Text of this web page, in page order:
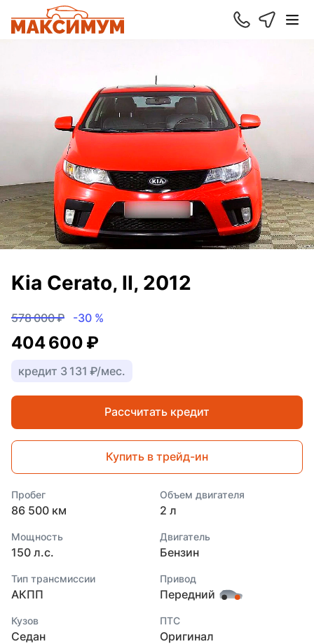
Kia Cerato, II, 2012
578 000 ₽ -30 %
404 600 ₽
кредит 3 131 ₽/мес.
Рассчитать кредит
Купить в трейд-ин
Пробег
86 500 км
Объем двигателя
2 л
Мощность
150 л.с.
Двигатель
Бензин
Тип трансмиссии
АКПП
Привод
Передний
Кузов
Седан
ПТС
Оригинал